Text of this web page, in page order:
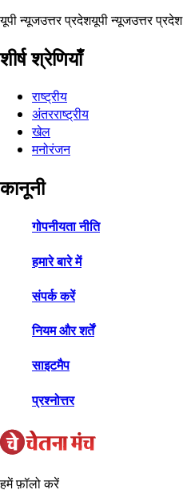
यूपी न्यूजउत्तर प्रदेशयूपी न्यूजउत्तर प्रदेश
शीर्ष श्रेणियाँ
राष्ट्रीय
अंतरराष्ट्रीय
खेल
मनोरंजन
कानूनी
गोपनीयता नीति
हमारे बारे में
संपर्क करें
नियम और शर्तें
साइटमैप
प्रश्नोत्तर
हमें फ़ॉलो करें